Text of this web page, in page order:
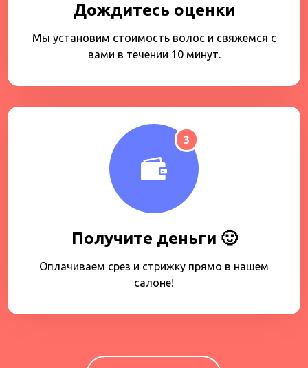
Дождитесь оценки
Мы установим стоимость волос и свяжемся с
вами в течении 10 минут.
3
Получите деньги 🙂
Оплачиваем срез и стрижку прямо в нашем
салоне!